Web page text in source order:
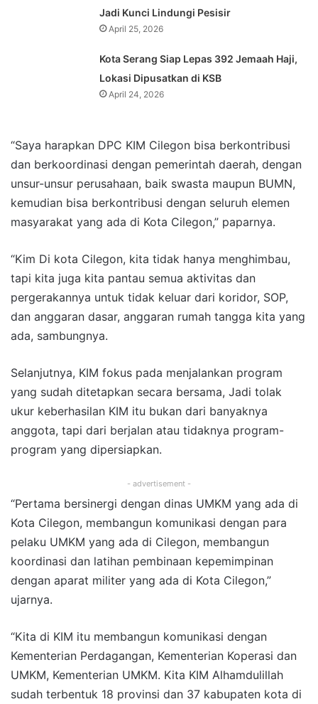
Jadi Kunci Lindungi Pesisir
April 25, 2026
Kota Serang Siap Lepas 392 Jemaah Haji,
Lokasi Dipusatkan di KSB
April 24, 2026
“Saya harapkan DPC KIM Cilegon bisa berkontribusi
dan berkoordinasi dengan pemerintah daerah, dengan
unsur-unsur perusahaan, baik swasta maupun BUMN,
kemudian bisa berkontribusi dengan seluruh elemen
masyarakat yang ada di Kota Cilegon,” paparnya.
“Kim Di kota Cilegon, kita tidak hanya menghimbau,
tapi kita juga kita pantau semua aktivitas dan
pergerakannya untuk tidak keluar dari koridor, SOP,
dan anggaran dasar, anggaran rumah tangga kita yang
ada, sambungnya.
Selanjutnya, KIM fokus pada menjalankan program
yang sudah ditetapkan secara bersama, Jadi tolak
ukur keberhasilan KIM itu bukan dari banyaknya
anggota, tapi dari berjalan atau tidaknya program-
program yang dipersiapkan.
- advertisement -
“Pertama bersinergi dengan dinas UMKM yang ada di
Kota Cilegon, membangun komunikasi dengan para
pelaku UMKM yang ada di Cilegon, membangun
koordinasi dan latihan pembinaan kepemimpinan
dengan aparat militer yang ada di Kota Cilegon,”
ujarnya.
“Kita di KIM itu membangun komunikasi dengan
Kementerian Perdagangan, Kementerian Koperasi dan
UMKM, Kementerian UMKM. Kita KIM Alhamdulillah
sudah terbentuk 18 provinsi dan 37 kabupaten kota di